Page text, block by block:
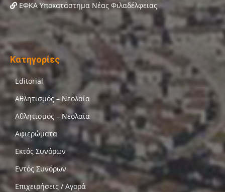
ΕΦΚΑ Υποκατάστημα Νέας Φιλαδέλφειας
Κατηγορίες
Editorial
Αθλητισμός – Νεολαία
Αθλητισμός – Νεολαία
Αφιερώματα
Εκτός Συνόρων
Εντός Συνόρων
Επιχειρήσεις / Αγορά